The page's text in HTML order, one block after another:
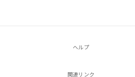
ヘルプ
関連リンク